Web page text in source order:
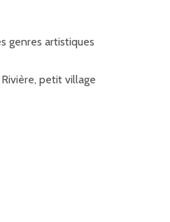
genres artistiques
petit village